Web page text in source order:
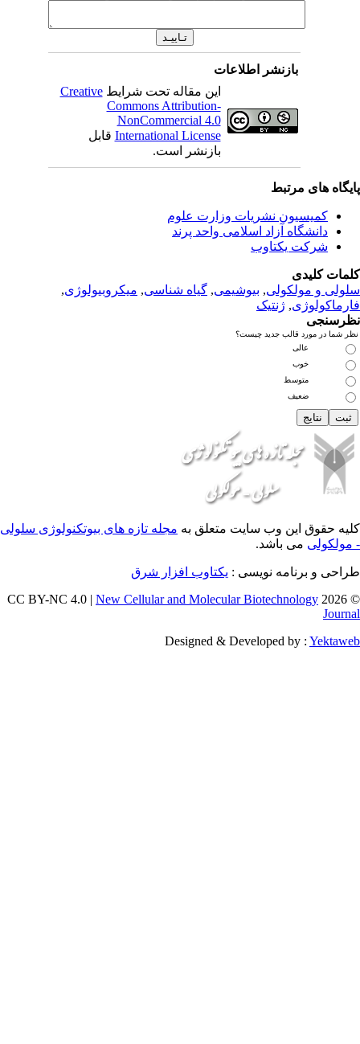
اطلاعات
این مقاله تحت شرایطCreative
Commons Attribution-
NonCommercial 4.0
International Licenseقابل
نشریات وزارت علوم
اسلامی واحد پرند
,بیوشیمی,گیاه شناسی,میکروبیولوژی
جدید چیست؟
وب سایت متعلق بهمجله تازه های بیوتکنولوژی سلولی
نویسی :یکتاوب افزار شرق
New Cellular and Molecular
Designed &